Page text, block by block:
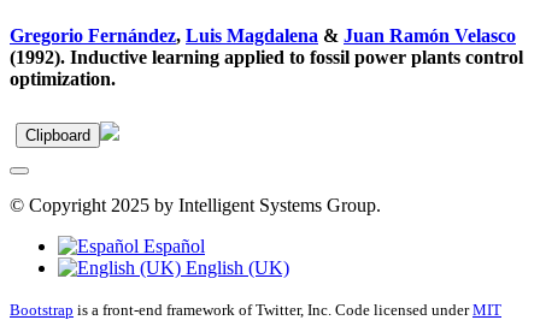
Gregorio Fernández, Luis Magdalena & Juan Ramón Velasco
(1992). Inductive learning applied to fossil power plants control
optimization.
Clipboard
© Copyright 2025 by Intelligent Systems Group.
Español
English (UK)
Bootstrap is a front-end framework of Twitter, Inc. Code licensed underMIT